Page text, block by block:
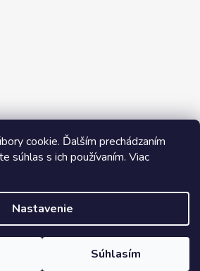
cookie. Ďalším prechádzaním
súhlas s ich používaním. Viac
Nastavenie
Súhlasím
na Instagrame
Vytvoril Shoptet